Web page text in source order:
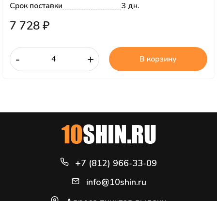
Срок поставки 3 дн.
7 728 ₽
- + В корзину
+7 (812) 966-33-09
info@10shin.ru